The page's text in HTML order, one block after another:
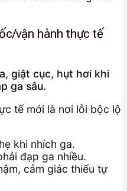
vận hành thực tế
giật cục, hụt hơi khi
ga sâu.
tế mới là nơi lỗi bộc lộ
khi nhích ga.
đạp ga nhiều.
cảm giác thiếu tự